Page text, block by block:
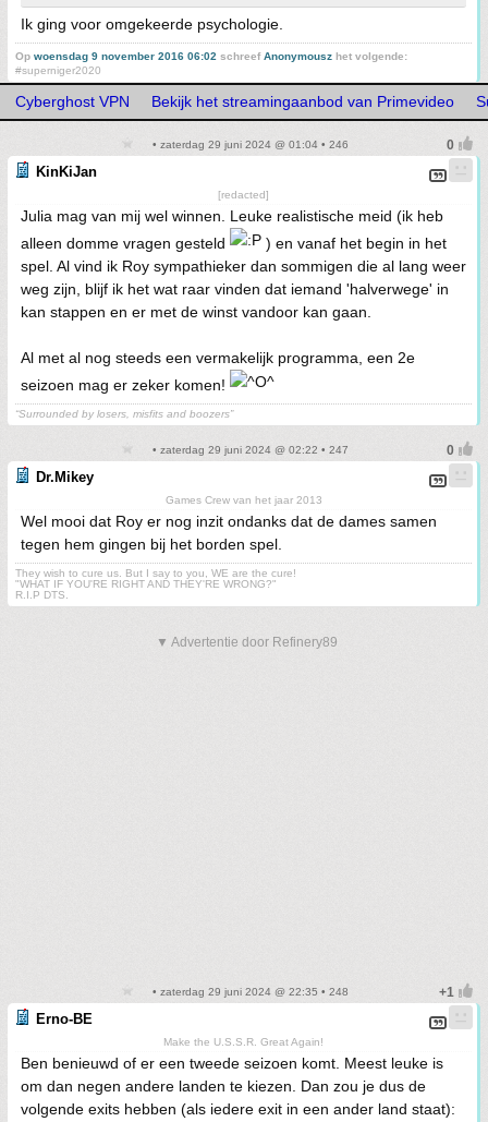
Ik ging voor omgekeerde psychologie.
Op woensdag 9 november 2016 06:02 schreefAnonymousz het volgende:
#superniger2020
Cyberghost VPN Bekijk het streamingaanbod van Primevideo
• zaterdag 29 juni 2024 @ 01:04 • 246
KinKiJan
[redacted]
Julia mag van mij wel winnen. Leuke realistische meid (ik heb
alleen domme vragen gesteld
) en vanaf het begin in het
spel. Al vind ik Roy sympathieker dan sommigen die al lang weer
weg zijn, blijf ik het wat raar vinden dat iemand 'halverwege' in
kan stappen en er met de winst vandoor kan gaan.
Al met al nog steeds een vermakelijk programma, een 2e
seizoen mag er zeker komen!
“Surrounded by losers, misfits and boozers”
• zaterdag 29 juni 2024 @ 02:22 • 247
Dr.Mikey
Games Crew van het jaar 2013
Wel mooi dat Roy er nog inzit ondanks dat de dames samen
tegen hem gingen bij het borden spel.
They wish to cure us. But I say to you, WE are the cure!
"WHAT IF YOU'RE RIGHT AND THEY'RE WRONG?"
R.I.P DTS.
▼ Advertentie door Refinery89
• zaterdag 29 juni 2024 @ 22:35 • 248
Erno-BE
Make the U.S.S.R. Great Again!
Ben benieuwd of er een tweede seizoen komt. Meest leuke is
om dan negen andere landen te kiezen. Dan zou je dus de
volgende exits hebben (als iedere exit in een ander land staat):